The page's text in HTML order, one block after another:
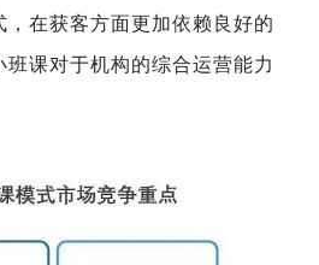
在获客方面更加依赖良好的
课对于机构的综合运营能力